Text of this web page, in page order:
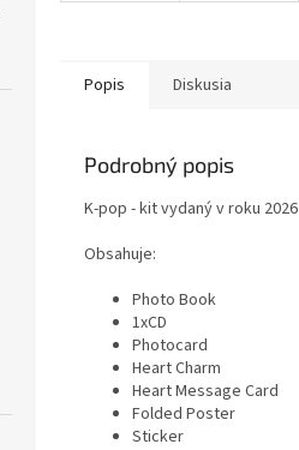
Popis Diskusia
Podrobný popis
K-pop - kit vydaný v roku 2026
Obsahuje:
Photo Book
1xCD
Photocard
Heart Charm
Heart Message Card
Folded Poster
Sticker